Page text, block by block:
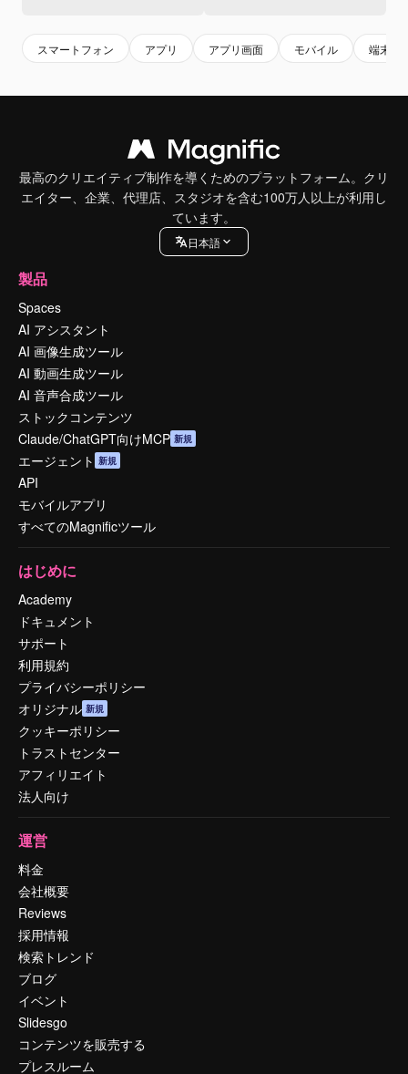
スマートフォン アプリ アプリ画面 モバイル 端末
最高のクリエイティブ制作を導くためのプラットフォーム。クリ
エイター、企業、代理店、スタジオを含む100万人以上が利用し
ています。
日本語
製品
Spaces
AI アシスタント
AI 画像生成ツール
AI 動画生成ツール
AI 音声合成ツール
ストックコンテンツ
Claude/ChatGPT向けMCP 新規
エージェント 新規
API
モバイルアプリ
すべてのMagnificツール
はじめに
Academy
ドキュメント
サポート
利用規約
プライバシーポリシー
オリジナル 新規
クッキーポリシー
トラストセンター
アフィリエイト
法人向け
運営
料金
会社概要
Reviews
採用情報
検索トレンド
ブログ
イベント
Slidesgo
コンテンツを販売する
プレスルーム